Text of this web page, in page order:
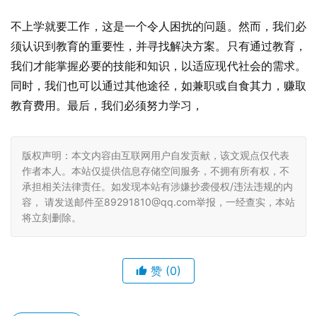
不上学就要工作，这是一个令人困扰的问题。然而，我们必
须认识到教育的重要性，并寻找解决方案。只有通过教育，
我们才能掌握必要的技能和知识，以适应现代社会的需求。
同时，我们也可以通过其他途径，如兼职或自食其力，赚取
教育费用。最后，我们必须努力学习，
版权声明：本文内容由互联网用户自发贡献，该文观点仅代表
作者本人。本站仅提供信息存储空间服务，不拥有所有权，不
承担相关法律责任。如发现本站有涉嫌抄袭侵权/违法违规的内
容， 请发送邮件至89291810@qq.com举报，一经查实，本站
将立刻删除。
赞 (0)